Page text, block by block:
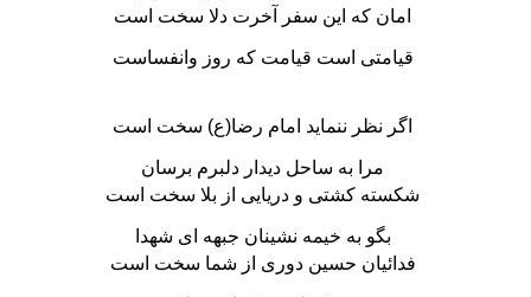
امان که این سفر آخرت دلا سخت است
قیامتی است قیامت که روز وانفساست
اگر نظر ننماید امام رضا(ع) سخت است
مرا به ساحل دیدار دلبرم برسان
شکسته کشتی و دریایی از بلا سخت است
بگو به خیمه نشینان جبهه ای شهدا
فدائیان حسین دوری از شما سخت است